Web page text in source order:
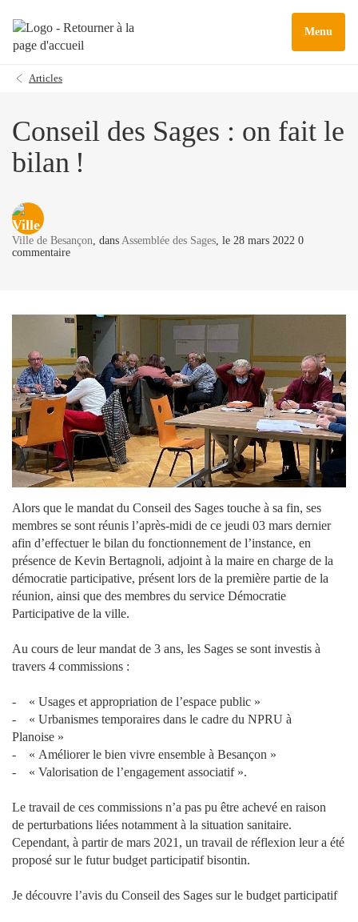
Menu
Articles
Conseil des Sages : on fait le
bilan !
Ville de Besançon, dans Assemblée des Sages, le 28 mars 2022 0
commentaire
Alors que le mandat du Conseil des Sages touche à sa fin, ses
membres se sont réunis l’après-midi de ce jeudi 03 mars dernier
afin d’effectuer le bilan du fonctionnement de l’instance, en
présence de Kevin Bertagnoli, adjoint à la maire en charge de la
démocratie participative, présent lors de la première partie de la
réunion, ainsi que des membres du service Démocratie
Participative de la ville.
Au cours de leur mandat de 3 ans, les Sages se sont investis à
travers 4 commissions :
- « Usages et appropriation de l’espace public »
- « Urbanismes temporaires dans le cadre du NPRU à
Planoise »
- « Améliorer le bien vivre ensemble à Besançon »
- « Valorisation de l’engagement associatif ».
Le travail de ces commissions n’a pas pu être achevé en raison
de perturbations liées notamment à la situation sanitaire.
Cependant, à partir de mars 2021, un travail de réflexion leur a été
proposé sur le futur budget participatif bisontin.
Je découvre l’avis du Conseil des Sages sur le budget participatif